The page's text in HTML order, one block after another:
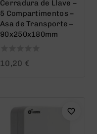
Cerradura de Llave –
5 Compartimentos –
Asa de Transporte –
90x250x180mm
010,20 €